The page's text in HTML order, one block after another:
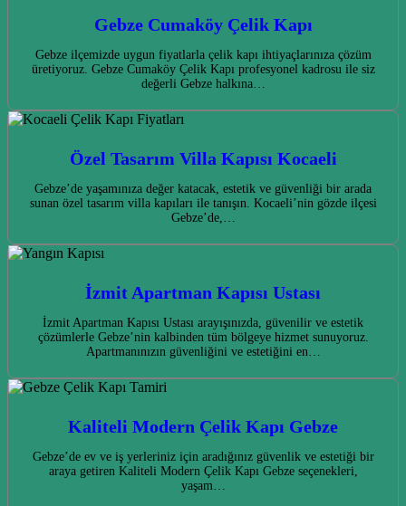
Gebze Cumaköy Çelik Kapı
Gebze ilçemizde uygun fiyatlarla çelik kapı ihtiyaçlarınıza çözüm
üretiyoruz. Gebze Cumaköy Çelik Kapı profesyonel kadrosu ile siz
değerli Gebze halkına…
Özel Tasarım Villa Kapısı Kocaeli
Gebze’de yaşamınıza değer katacak, estetik ve güvenliği bir arada
sunan özel tasarım villa kapıları ile tanışın. Kocaeli’nin gözde ilçesi
Gebze’de,…
İzmit Apartman Kapısı Ustası
İzmit Apartman Kapısı Ustası arayışınızda, güvenilir ve estetik
çözümlerle Gebze’nin kalbinden tüm bölgeye hizmet sunuyoruz.
Apartmanınızın güvenliğini ve estetiğini en…
Kaliteli Modern Çelik Kapı Gebze
Gebze’de ev ve iş yerleriniz için aradığınız güvenlik ve estetiği bir
araya getiren Kaliteli Modern Çelik Kapı Gebze seçenekleri,
yaşam…